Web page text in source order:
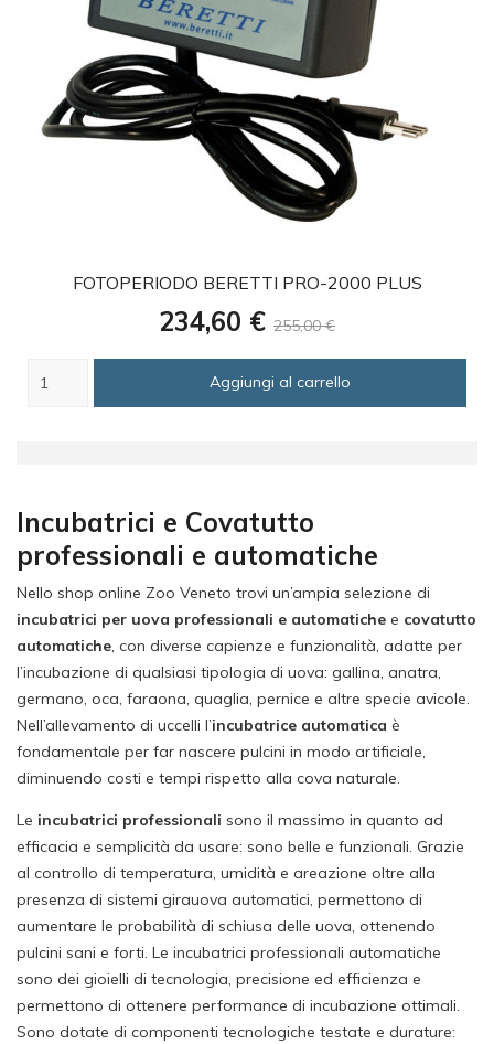
FOTOPERIODO BERETTI PRO-2000 PLUS
Prezzo
234,60 € Prezzo
255,00 €
Aggiungi al carrello
Incubatrici e Covatutto
professionali e automatiche
Nello shop online Zoo Veneto trovi un’ampia selezione di
incubatrici per uova professionali e automatiche e covatutto
automatiche, con diverse capienze e funzionalità, adatte per
l’incubazione di qualsiasi tipologia di uova: gallina, anatra,
germano, oca, faraona, quaglia, pernice e altre specie avicole.
Nell’allevamento di uccelli l’incubatrice automatica è
fondamentale per far nascere pulcini in modo artificiale,
diminuendo costi e tempi rispetto alla cova naturale.
Le incubatrici professionali sono il massimo in quanto ad
efficacia e semplicità da usare: sono belle e funzionali. Grazie
al controllo di temperatura, umidità e areazione oltre alla
presenza di sistemi girauova automatici, permettono di
aumentare le probabilità di schiusa delle uova, ottenendo
pulcini sani e forti. Le incubatrici professionali automatiche
sono dei gioielli di tecnologia, precisione ed efficienza e
permettono di ottenere performance di incubazione ottimali.
Sono dotate di componenti tecnologiche testate e durature: